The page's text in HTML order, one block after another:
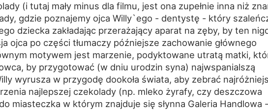
(i tutaj mały minus dla filmu, jest ona zupełnie inna niż
gdzie poznajemy ojca Willy`ego - dentystę - który
dziecka zakładając przerażający aparat na zęby, by ten
ojca po części tłumaczy późniejsze zachowanie głównego
motywem jest marzenie, podyktowane utratą matki,
by przygotować (w dniu urodzin syna) najwspanialszą
wyrusza w przygodę dookoła świata, aby zebrać
najlepszej czekolady (np. mleko żyrafy, czy deszczowa
miasteczka w którym znajduje się słynna Galeria Handlowa